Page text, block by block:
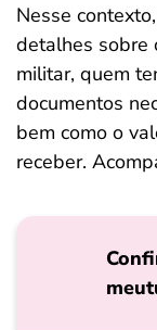
Nesse
detalhes sobre
militar, quem
documentos
bem como o
receber.